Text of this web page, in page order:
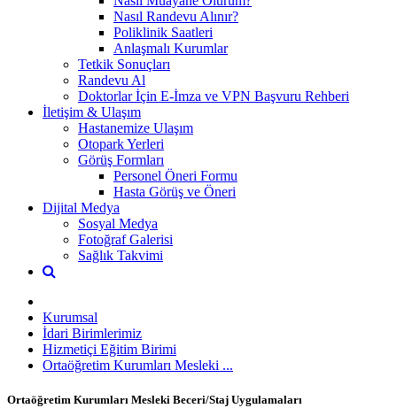
Nasıl Randevu Alınır?
Poliklinik Saatleri
Anlaşmalı Kurumlar
Tetkik Sonuçları
Randevu Al
Doktorlar İçin E-İmza ve VPN Başvuru Rehberi
İletişim & Ulaşım
Hastanemize Ulaşım
Otopark Yerleri
Görüş Formları
Personel Öneri Formu
Hasta Görüş ve Öneri
Dijital Medya
Sosyal Medya
Fotoğraf Galerisi
Sağlık Takvimi
Kurumsal
İdari Birimlerimiz
Hizmetiçi Eğitim Birimi
Ortaöğretim Kurumları Mesleki ...
Ortaöğretim Kurumları Mesleki Beceri/Staj Uygulamaları